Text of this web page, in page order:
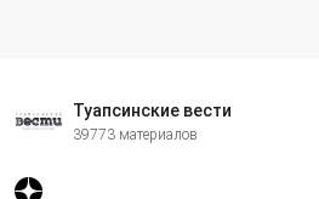
Туапсинские вести
39773 материалов